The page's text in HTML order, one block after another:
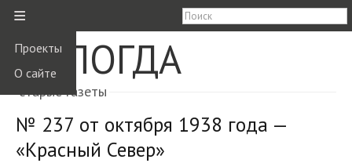
≡
Проекты
О сайте
ВОЛОГДА
старые газеты
№ 237 от октября 1938 года —
«Красный Север»